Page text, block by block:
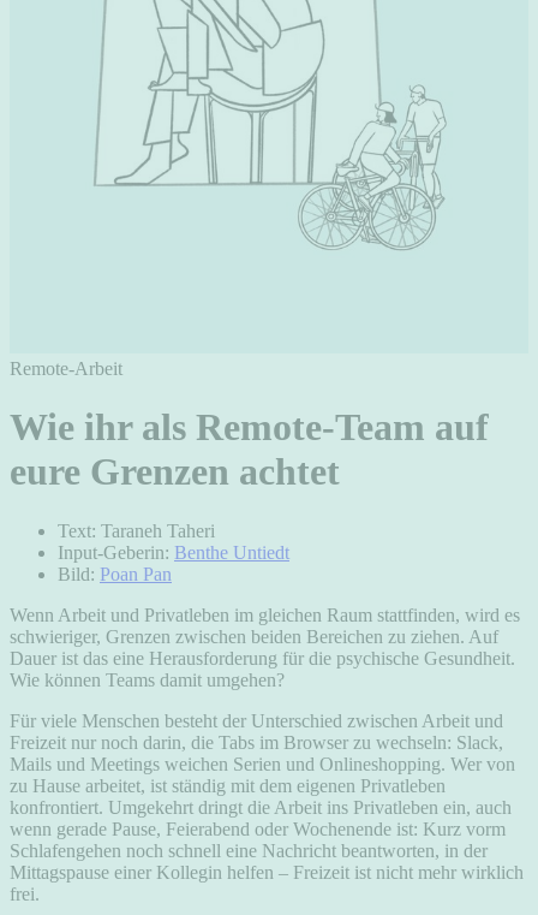
Remote-Arbeit
Wie ihr als Remote-Team auf
eure Grenzen achtet
Text: Taraneh Taheri
Input-Geberin: Benthe Untiedt
Bild: Poan Pan
Wenn Arbeit und Privatleben im gleichen Raum stattfinden, wird es
schwieriger, Grenzen zwischen beiden Bereichen zu ziehen. Auf
Dauer ist das eine Herausforderung für die psychische Gesundheit.
Wie können Teams damit umgehen?
Für viele Menschen besteht der Unterschied zwischen Arbeit und
Freizeit nur noch darin, die Tabs im Browser zu wechseln: Slack,
Mails und Meetings weichen Serien und Onlineshopping. Wer von
zu Hause arbeitet, ist ständig mit dem eigenen Privatleben
konfrontiert. Umgekehrt dringt die Arbeit ins Privatleben ein, auch
wenn gerade Pause, Feierabend oder Wochenende ist: Kurz vorm
Schlafengehen noch schnell eine Nachricht beantworten, in der
Mittagspause einer Kollegin helfen – Freizeit ist nicht mehr wirklich
frei.